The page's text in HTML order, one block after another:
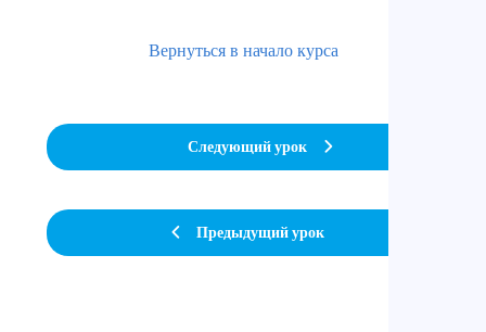
Предыдущий урок
Вернуться в начало курса
Следующий урок